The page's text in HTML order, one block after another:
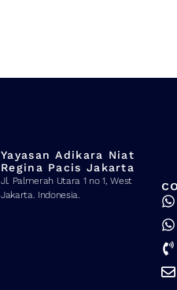
Yayasan Adikara Niat
Regina Pacis Jakarta
Jl. Palmerah Utara 1 no 1, West
Jakarta. Indonesia.